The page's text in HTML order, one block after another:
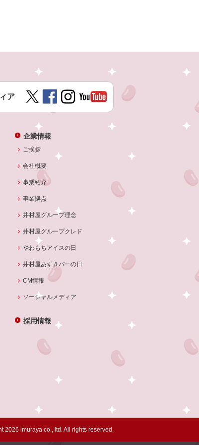
ア
企業情報
ご挨拶
会社概要
事業紹介
事業拠点
井村屋グループ理念
井村屋グループクレド
やわもちアイスの日
井村屋あずきバーの日
CM情報
ソーシャルメディア
採用情報
2026 imuraya co., ltd. All rights reserved.